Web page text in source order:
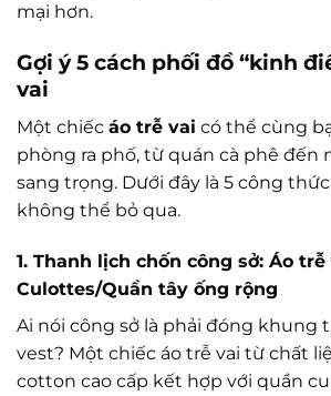
mại hơn.
Gợi ý 5 cách phối đồ “kinh
vai
Một chiếc áo trễ vai có thể cùng
phòng ra phố, từ quán cà phê đến
sang trọng. Dưới đây là 5 công
không thể bỏ qua.
1. Thanh lịch chốn công sở: Áo
Culottes/Quần tây ống rộng
Ai nói công sở là phải đóng khung
vest? Một chiếc áo trễ vai từ chất
cotton cao cấp kết hợp với quần